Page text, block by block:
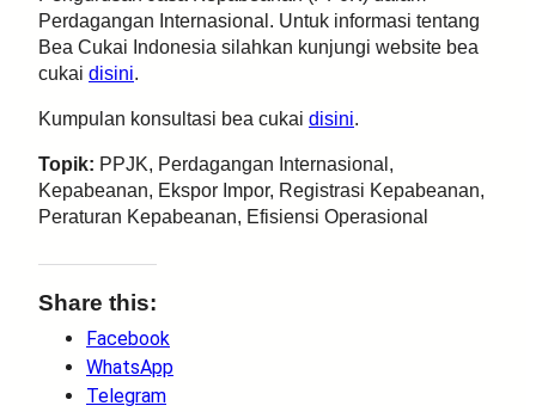
Perdagangan Internasional. Untuk informasi tentang
Bea Cukai Indonesia silahkan kunjungi website bea
cukai disini.
Kumpulan konsultasi bea cukai disini.
Topik: PPJK, Perdagangan Internasional,
Kepabeanan, Ekspor Impor, Registrasi Kepabeanan,
Peraturan Kepabeanan, Efisiensi Operasional
Share this:
Facebook
WhatsApp
Telegram